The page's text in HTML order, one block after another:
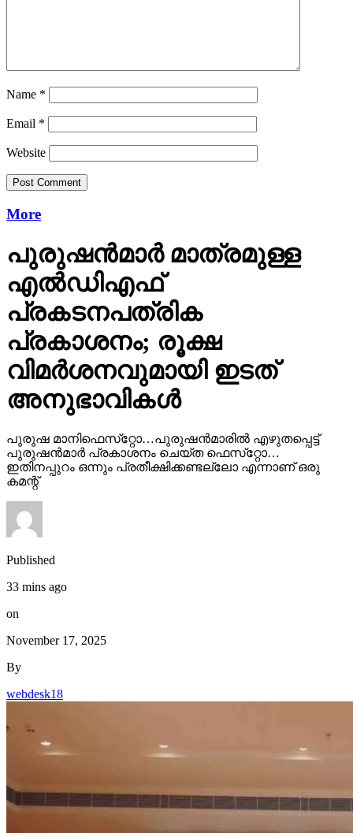
Name *
Email *
Website
More
പുരുഷന്‍മാര്‍ മാത്രമുള്ള
എല്‍ഡിഎഫ്
പ്രകടനപത്രിക
പ്രകാശനം; രൂക്ഷ
വിമര്‍ശനവുമായി ഇടത്
അനുഭാവികൾ
പുരുഷ മാനിഫെസ്‌റ്റോ…പുരുഷന്‍മാരില്‍ എഴുതപ്പെട്ട്
പുരുഷന്‍മാര്‍ പ്രകാശനം ചെയ്ത ഫെസ്‌റ്റോ…
ഇതിനപ്പുറം ഒന്നും പ്രതീക്ഷിക്കണ്ടല്ലോ എന്നാണ് ഒരു
കമന്റ്
Published
33 mins ago
on
November 17, 2025
By
webdesk18